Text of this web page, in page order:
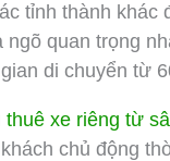
tỉnh thành khác
ngõ quan trọng
di chuyển từ
thuê xe riêng từ
chủ động